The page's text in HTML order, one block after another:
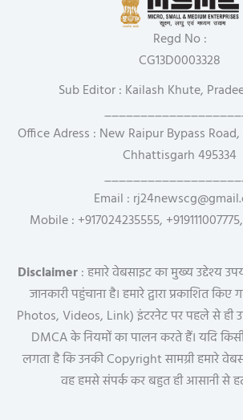
Regd No :
CG13D0003328
Sub Editor : Kailash Khute,
Office Adress : New Raipur Bypass
Chhattisgarh 495334
Email :
Mobile : +917024235555,
Disclaimer: हमारे वेबसाइट का मुख्य उद्देश्य
जानकारी पहुंचाना है। हमारे द्वारा प्रकाशित
Photos, Videos, Link) इंटरनेट पर पहले से ही
DMCA के नियमों का पालन करते हैं। यदि
लगता है कि उनकी Copyright सामग्री हमारे
वह हमसे संपर्क कर बहुत ही आसानी से